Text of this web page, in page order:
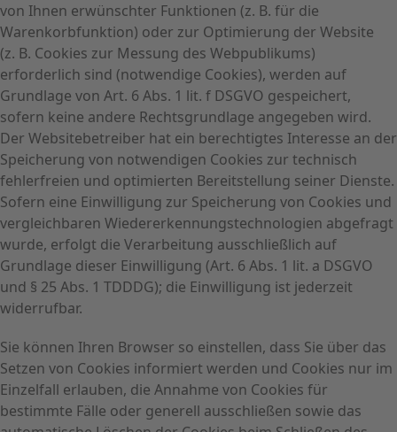
von Ihnen erwünschter Funktionen (z. B. für die
Warenkorbfunktion) oder zur Optimierung der Website
(z. B. Cookies zur Messung des Webpublikums)
erforderlich sind (notwendige Cookies), werden auf
Grundlage von Art. 6 Abs. 1 lit. f DSGVO gespeichert,
sofern keine andere Rechtsgrundlage angegeben wird.
Der Websitebetreiber hat ein berechtigtes Interesse an der
Speicherung von notwendigen Cookies zur technisch
fehlerfreien und optimierten Bereitstellung seiner Dienste.
Sofern eine Einwilligung zur Speicherung von Cookies und
vergleichbaren Wiedererkennungstechnologien abgefragt
wurde, erfolgt die Verarbeitung ausschließlich auf
Grundlage dieser Einwilligung (Art. 6 Abs. 1 lit. a DSGVO
und § 25 Abs. 1 TDDDG); die Einwilligung ist jederzeit
widerrufbar.
Sie können Ihren Browser so einstellen, dass Sie über das
Setzen von Cookies informiert werden und Cookies nur im
Einzelfall erlauben, die Annahme von Cookies für
bestimmte Fälle oder generell ausschließen sowie das